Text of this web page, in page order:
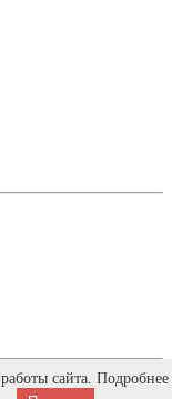
сайта. Подробнее